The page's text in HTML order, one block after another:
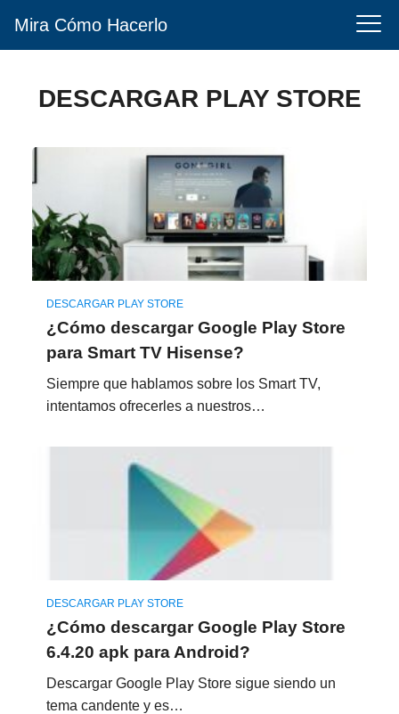
Mira Cómo Hacerlo
DESCARGAR PLAY STORE
DESCARGAR PLAY STORE
¿Cómo descargar Google Play Store
para Smart TV Hisense?
Siempre que hablamos sobre los Smart TV,
intentamos ofrecerles a nuestros…
DESCARGAR PLAY STORE
¿Cómo descargar Google Play Store
6.4.20 apk para Android?
Descargar Google Play Store sigue siendo un
tema candente y es…